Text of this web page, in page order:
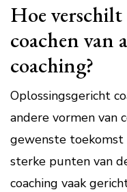
Hoe
coachen van
coaching?
Oplossingsgericht
andere vormen van
gewenste
sterke punten van
coaching vaak